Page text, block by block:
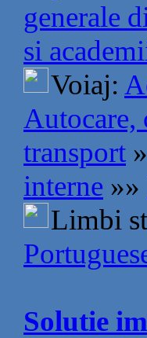
generale
si
Voiaj:
Autocare,
transport
interne »»
Limbi
Solutie